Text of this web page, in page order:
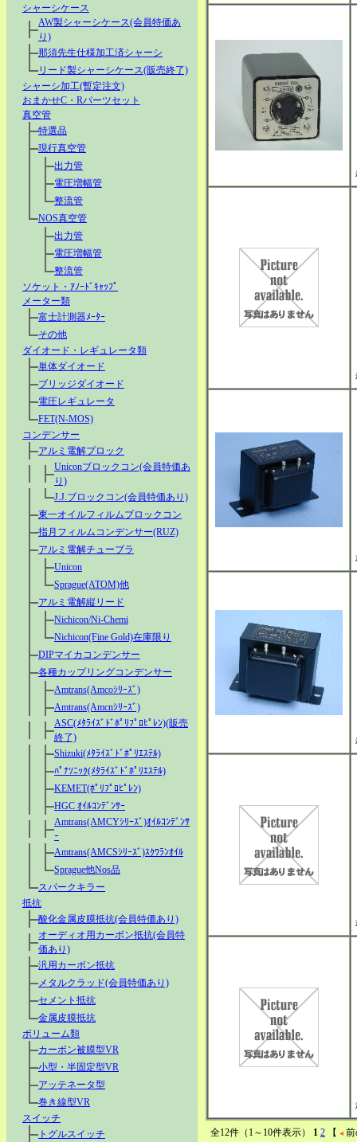
シャーシケース
AW製シャーシケース(会員特価あ
り)
那須先生仕様加工済シャーシ
リード製シャーシケース(販売終了)
シャーシ加工(暫定注文)
おまかせC・Rパーツセット
真空管
特選品
現行真空管
出力管
電圧増幅管
整流管
NOS真空管
出力管
電圧増幅管
整流管
ソケット・ｱﾉｰﾄﾞｷｬｯﾌﾟ
メーター類
富士計測器ﾒｰﾀｰ
その他
ダイオード・レギュレータ類
単体ダイオード
ブリッジダイオード
電圧レギュレータ
FET(N-MOS)
コンデンサー
アルミ電解プロック
Uniconブロックコン(会員特価あ
り)
J.J.ブロックコン(会員特価あり)
東一オイルフィルムブロックコン
指月フィルムコンデンサー(RUZ)
アルミ電解チューブラ
Unicon
Sprague(ATOM)他
アルミ電解縦リード
Nichicon/Ni-Chemi
Nichicon(Fine Gold)在庫限り
DIPマイカコンデンサー
各種カップリングコンデンサー
Amtrans(Amcoｼﾘｰｽﾞ)
Amtrans(Amcnｼﾘｰｽﾞ)
ASC(ﾒﾀﾗｲｽﾞﾄﾞﾎﾟﾘﾌﾟﾛﾋﾟﾚﾝ)(販売
終了)
Shizuki(ﾒﾀﾗｲｽﾞﾄﾞﾎﾟﾘｴｽﾃﾙ)
ﾊﾟﾅｿﾆｯｸ(ﾒﾀﾗｲｽﾞﾄﾞﾎﾟﾘｴｽﾃﾙ)
KEMET(ﾎﾟﾘﾌﾟﾛﾋﾟﾚﾝ)
HGC ｵｲﾙｺﾝﾃﾞﾝｻｰ
Amtrans(AMCYｼﾘｰｽﾞ)ｵｲﾙｺﾝﾃﾞﾝｻ
ｰ
Amtrans(AMCSｼﾘｰｽﾞ)ｽｸﾜﾗﾝｵｲﾙ
Sprague他Nos品
スパークキラー
抵抗
酸化金属皮膜抵抗(会員特価あり)
オーディオ用カーボン抵抗(会員特
価あり)
汎用カーボン抵抗
メタルクラッド(会員特価あり)
セメント抵抗
金属皮膜抵抗
ボリューム類
カーボン被膜型VR
小型・半固定型VR
アッテネータ型
巻き線型VR
スイッチ
トグルスイッチ
全12件（1～10件表示） 1 2 【